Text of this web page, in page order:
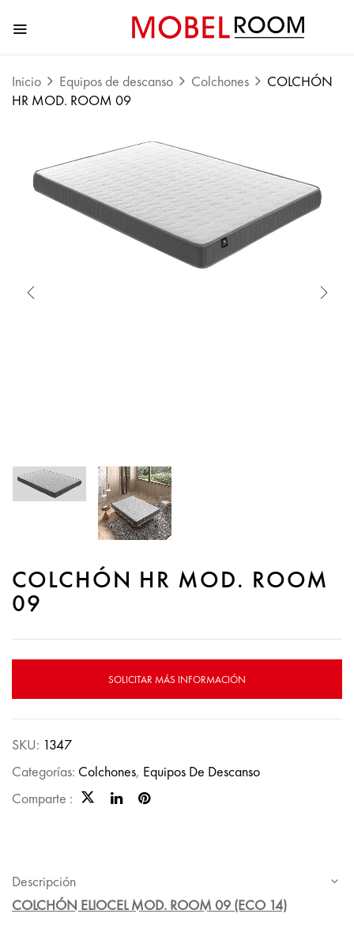
Inicio Equipos de descanso Colchones
COLCHÓN
HR MOD. ROOM 09
COLCHÓN HR MOD. ROOM
09
SOLICITAR MÁS INFORMACIÓN
SKU: 1347
Categorías: Colchones, Equipos De Descanso
Comparte :
Descripción
COLCHÓN ELIOCEL MOD. ROOM 09 (ECO 14)